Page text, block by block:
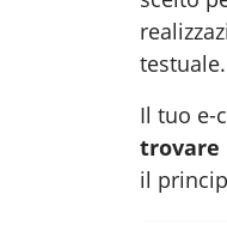
testuale.
Il tuo e-
trovare
il